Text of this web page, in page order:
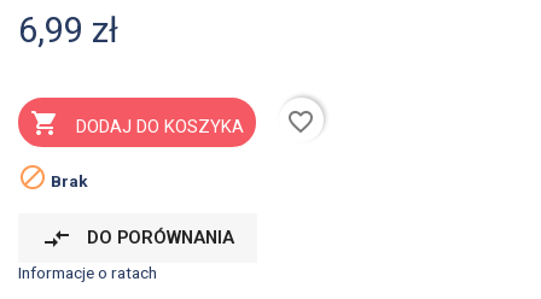
6,99 zł
 DODAJ DO KOSZYKA
favorite_border
 Brak
compare_arrows DO PORÓWNANIA
Informacje o ratach